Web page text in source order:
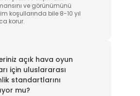
ve görünümünü
koşullarında bile 8-10 yıl
korur.
açık hava oyun
için uluslararası
standartlarını
mu?